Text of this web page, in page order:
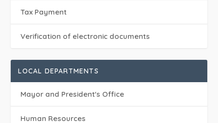
Tax Payment
Verification of electronic documents
LOCAL DEPARTMENTS
Mayor and President's Office
Human Resources